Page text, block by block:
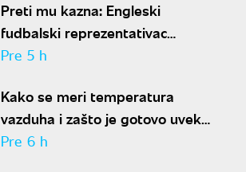
Preti mu kazna: Engleski
fudbalski reprezentativac
optužen za napad u noćnom
Pre 5 h
Kako se meri temperatura
vazduha i zašto je gotovo uvek
niža od one koju pokazuju naši
Pre 6 h